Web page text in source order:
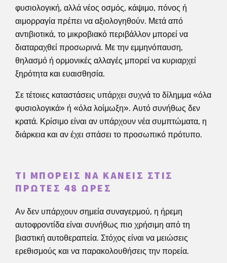
φυσιολογική, αλλά νέος οσμός, κάψιμο, πόνος ή
αιμορραγία πρέπει να αξιολογηθούν. Μετά από
αντιβιοτικά, το μικροβιακό περιβάλλον μπορεί να
διαταραχθεί προσωρινά. Με την εμμηνόπαυση,
θηλασμό ή ορμονικές αλλαγές μπορεί να κυριαρχεί
ξηρότητα και ευαισθησία.
Σε τέτοιες καταστάσεις υπάρχει συχνά το δίλημμα «όλα
φυσιολογικά» ή «όλα λοίμωξη». Αυτό συνήθως δεν
κρατά. Κρίσιμο είναι αν υπάρχουν νέα συμπτώματα, η
διάρκεια και αν έχει σπάσει το προσωπικό πρότυπο.
ΤΙ ΜΠΟΡΕΊΣ ΝΑ ΚΆΝΕΙΣ ΣΤΙΣ
ΠΡΏΤΕΣ 48 ΏΡΕΣ
Αν δεν υπάρχουν σημεία συναγερμού, η ήρεμη
αυτοφροντίδα είναι συνήθως πιο χρήσιμη από τη
βιαστική αυτοθεραπεία. Στόχος είναι να μειώσεις
ερεθισμούς και να παρακολουθήσεις την πορεία.